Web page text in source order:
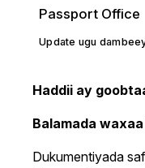
Passport Office
Update ugu
Haddii ay
Balamada
Dukumentiyada